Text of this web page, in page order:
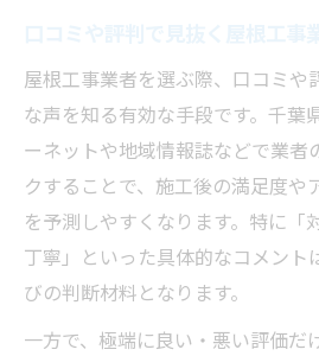
屋根工事業者を選ぶ際、口コミや
な声を知る有効な手段です。千葉
ーネットや地域情報誌などで業者
クすることで、施工後の満足度や
を予測しやすくなります。特に「
丁寧」といった具体的なコメント
びの判断材料となります。
一方で、極端に良い・悪い評価だ